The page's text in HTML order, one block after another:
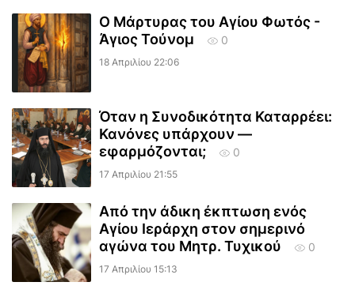
Ο Μάρτυρας του Αγίου Φωτός -
Άγιος Τούνομ
0
18 Απριλίου 22:06
Όταν η Συνοδικότητα Καταρρέει:
Κανόνες υπάρχουν —
εφαρμόζονται;
0
17 Απριλίου 21:55
Από την άδικη έκπτωση ενός
Αγίου Ιεράρχη στον σημερινό
αγώνα του Μητρ. Τυχικού
0
17 Απριλίου 15:13